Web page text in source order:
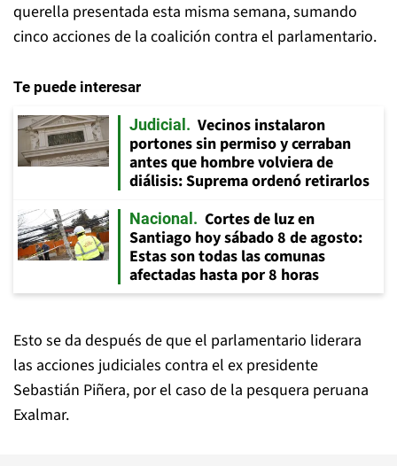
querella presentada esta misma semana, sumando
cinco acciones de la coalición contra el parlamentario.
Te puede interesar
Judicial
Vecinos instalaron
portones sin permiso y cerraban
antes que hombre volviera de
diálisis: Suprema ordenó retirarlos
Nacional
Cortes de luz en
Santiago hoy sábado 8 de agosto:
Estas son todas las comunas
afectadas hasta por 8 horas
Esto se da después de que el parlamentario liderara
las acciones judiciales contra el ex presidente
Sebastián Piñera, por el caso de la pesquera peruana
Exalmar.